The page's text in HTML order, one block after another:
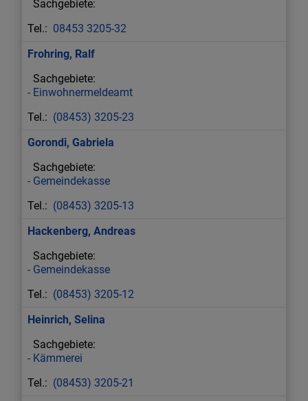
08453 3205-32
Frohring, Ralf
Einwohnermeldeamt
(08453) 3205-23
Gorondi, Gabriela
Gemeindekasse
(08453) 3205-13
Hackenberg, Andreas
Gemeindekasse
(08453) 3205-12
Heinrich, Selina
Kämmerei
(08453) 3205-21